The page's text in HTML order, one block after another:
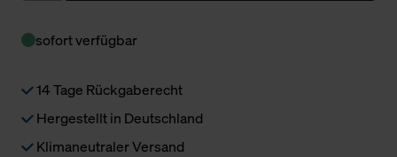
sofort verfügbar
14 Tage Rückgaberecht
Hergestellt in Deutschland
Klimaneutraler Versand